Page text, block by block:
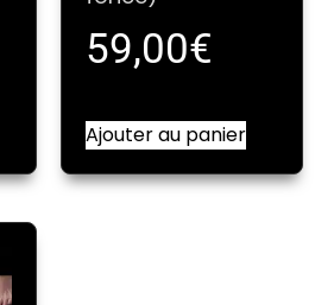
59,00€
Ajouter au panier